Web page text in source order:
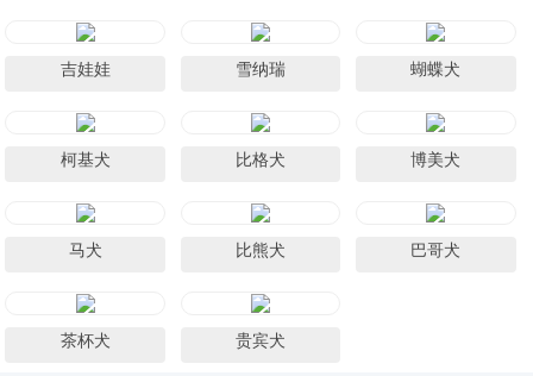
吉娃娃 雪纳瑞 蝴蝶犬
柯基犬 比格犬 博美犬
马犬 比熊犬 巴哥犬
茶杯犬 贵宾犬